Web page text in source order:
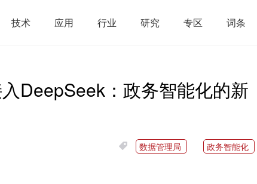
技术 应用 行业 研究 专区 词条
DeepSeek：政务智能化的新
数据管理局 政务智能化